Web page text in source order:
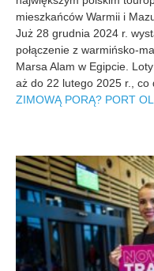
mieszkańców Warmii i
Już 28 grudnia 2024 r.
połączenie z warmińsko-
Marsa Alam w Egipcie.
aż do 22 lutego 2025 r., co
ZIMOWĄ PORĄ? PORT